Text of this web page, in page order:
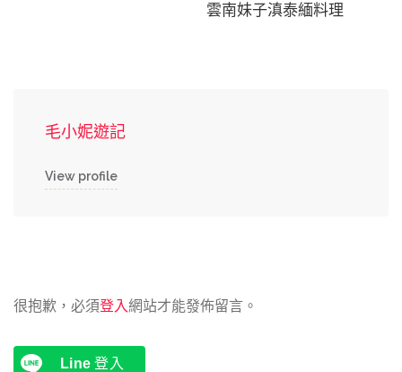
雲南妹子滇泰緬料理
毛小妮遊記
View profile
很抱歉，必須登入網站才能發佈留言。
Line 登入